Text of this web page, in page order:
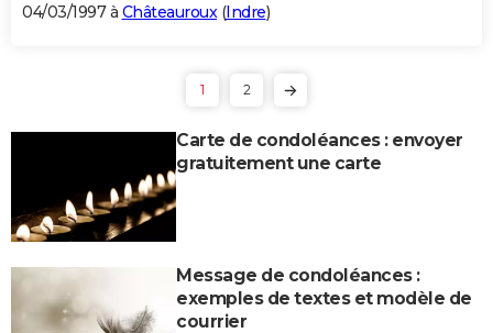
04/03/1997 à Châteauroux (Indre)
1 2
Carte de condoléances : envoyer
gratuitement une carte
Message de condoléances :
exemples de textes et modèle de
courrier